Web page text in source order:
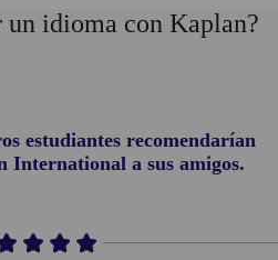
un idioma con Kaplan?
estudiantes recomendarían
International a sus amigos.